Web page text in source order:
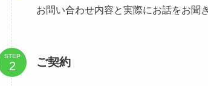
お問い合わせ内容と実際にお話をお聞
STEP ご契約